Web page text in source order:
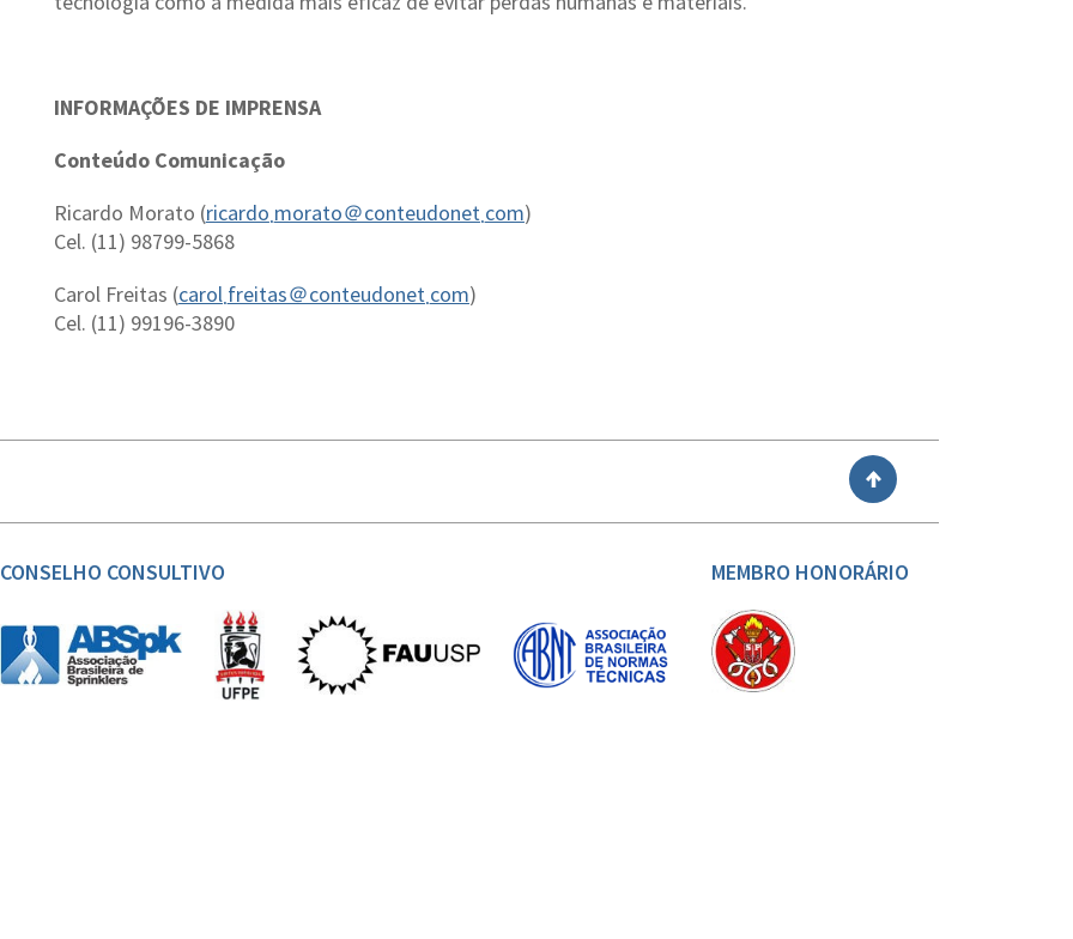
INFORMAÇÕES DE IMPRENSA
Conteúdo Comunicação
Ricardo Morato (
ricardo܂morato＠conteudonet܂com)
Cel. (11) 98799-5868
Carol Freitas (
carol܂freitas＠conteudonet܂com)
Cel. (11) 99196-3890
CONSELHO CONSULTIVO MEMBRO HONORÁRIO